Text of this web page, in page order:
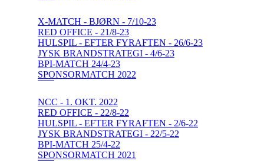
X-MATCH - BJØRN - 7/10-23
RED OFFICE - 21/8-23
HULSPIL - EFTER FYRAFTEN - 26/6-23
JYSK BRANDSTRATEGI - 4/6-23
BPI-MATCH 24/4-23
SPONSORMATCH 2022
NCC - 1. OKT. 2022
RED OFFICE - 22/8-22
HULSPIL - EFTER FYRAFTEN - 2/6-22
JYSK BRANDSTRATEGI - 22/5-22
BPI-MATCH 25/4-22
SPONSORMATCH 2021